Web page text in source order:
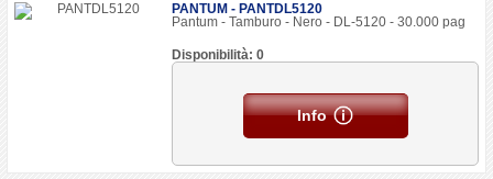
PANTUM - PANTDL5120
Pantum - Tamburo - Nero - DL-5120 - 30.000 pag
Disponibilità: 0
Info